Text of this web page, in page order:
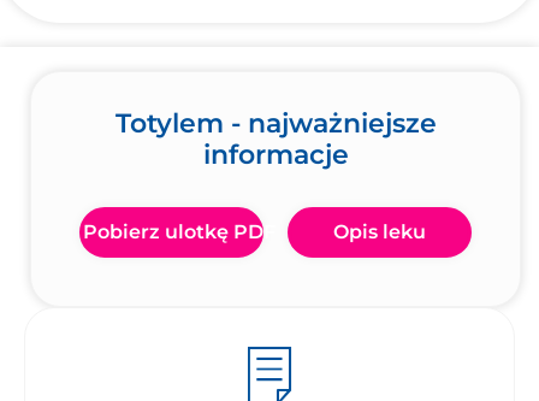
Totylem - najważniejsze
informacje
Pobierz ulotkę PDF Opis leku